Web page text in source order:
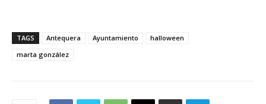
TAGS Antequera Ayuntamiento
halloween
marta gonzález